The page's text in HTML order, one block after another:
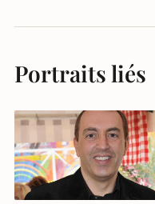
Portraits liés